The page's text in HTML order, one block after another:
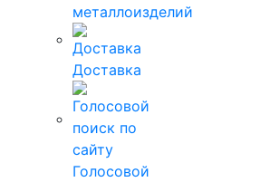
металлоизделий
Доставка
Голосовой